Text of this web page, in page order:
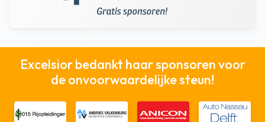
Excelsior bedankt haar sponsoren voor
de onvoorwaardelijke steun!